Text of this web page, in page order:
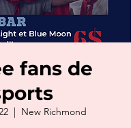
fans de
  |
New Richmond